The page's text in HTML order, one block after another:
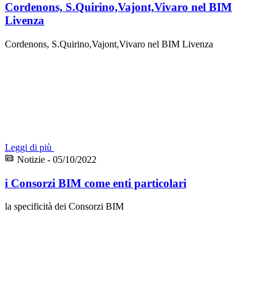
Cordenons, S.Quirino,Vajont,Vivaro nel BIM
Livenza
Cordenons, S.Quirino,Vajont,Vivaro nel BIM Livenza
Leggi di più
Notizie - 05/10/2022
i Consorzi BIM come enti particolari
la specificità dei Consorzi BIM